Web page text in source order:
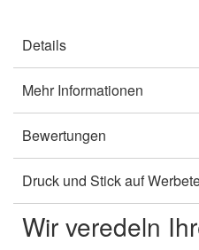
Details
Mehr Informationen
Bewertungen
Druck und Stick auf
Wir veredeln